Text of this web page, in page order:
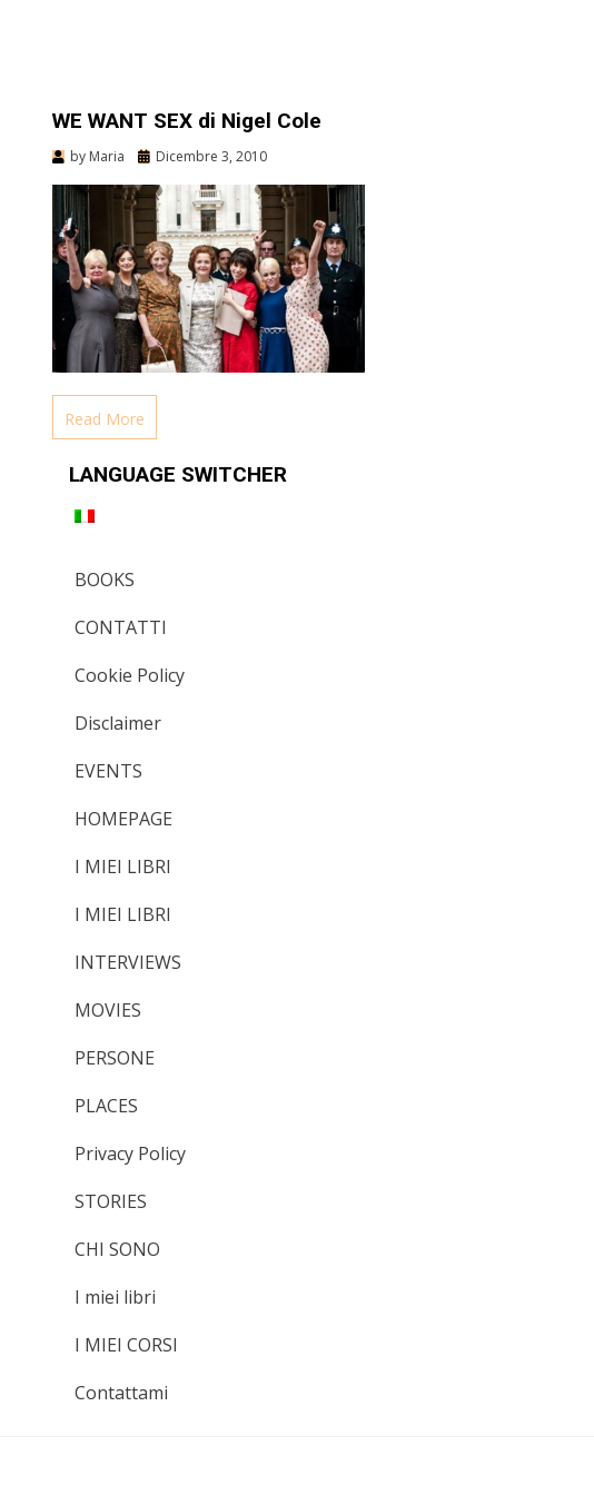
WE WANT SEX di Nigel Cole
by Maria Dicembre 3, 2010
Read More
LANGUAGE SWITCHER
BOOKS
CONTATTI
Cookie Policy
Disclaimer
EVENTS
HOMEPAGE
I MIEI LIBRI
I MIEI LIBRI
INTERVIEWS
MOVIES
PERSONE
PLACES
Privacy Policy
STORIES
CHI SONO
I miei libri
I MIEI CORSI
Contattami